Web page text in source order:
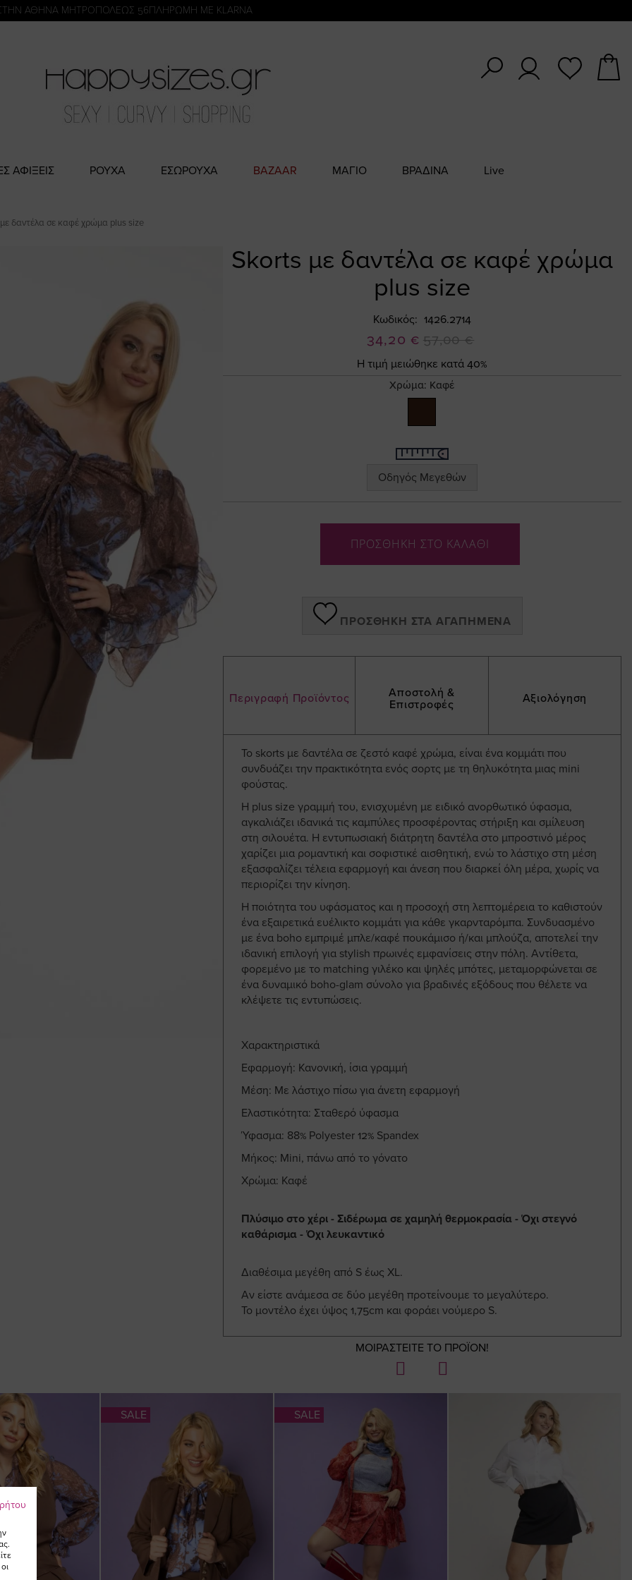
ΑΘΗΝΑ ΜΗΤΡΟΠΟΛΕΩΣ 56ΠΛΗΡΩΜΗ ΜΕ KLARNA
ΑΦΙΞΕΙΣ ΡΟΥΧΑ ΕΣΩΡΟΥΧΑ BAZAAR ΜΑΓΙΟ ΒΡΑΔΙΝΑ Live
δαντέλα σε καφέ χρώμα plus size
Skorts με δαντέλα σε καφέ χρώμα
plus size
Κωδικός 1426.2714
Ειδική
Τιμή
34,20 € 57,00 €
Η τιμή μειώθηκε κατά 40%
Χρώμα: Καφέ
Οδηγός Μεγεθών
ΠΡΟΣΘΗΚΗ ΣΤΟ ΚΑΛΑΘΙ
ΠΡΟΣΘΉΚΗ ΣΤΑ ΑΓΑΠΗΜΈΝΑ
Περιγραφή Προϊόντος
Αποστολή &
Επιστροφές
Αξιολόγηση
Το skorts με δαντέλα σε ζεστό καφέ χρώμα, είναι ένα κομμάτι που
συνδυάζει την πρακτικότητα ενός σορτς με τη θηλυκότητα μιας mini
φούστας.
Η plus size γραμμή του, ενισχυμένη με ειδικό ανορθωτικό ύφασμα,
αγκαλιάζει ιδανικά τις καμπύλες προσφέροντας στήριξη και σμίλευση
στη σιλουέτα. Η εντυπωσιακή διάτρητη δαντέλα στο μπροστινό μέρος
χαρίζει μια ρομαντική και σοφιστικέ αισθητική, ενώ το λάστιχο στη μέση
εξασφαλίζει τέλεια εφαρμογή και άνεση που διαρκεί όλη μέρα, χωρίς να
περιορίζει την κίνηση.
Η ποιότητα του υφάσματος και η προσοχή στη λεπτομέρεια το καθιστούν
ένα εξαιρετικά ευέλικτο κομμάτι για κάθε γκαρνταρόμπα. Συνδυασμένο
με ένα boho εμπριμέ μπλε/καφέ πουκάμισο ή/και μπλούζα, αποτελεί την
ιδανική επιλογή για stylish πρωινές εμφανίσεις στην πόλη. Αντίθετα,
φορεμένο με το matching γιλέκο και ψηλές μπότες, μεταμορφώνεται σε
ένα δυναμικό boho-glam σύνολο για βραδινές εξόδους που θέλετε να
κλέψετε τις εντυπώσεις.
Χαρακτηριστικά
Εφαρμογή: Κανονική, ίσια γραμμή
Μέση: Με λάστιχο πίσω για άνετη εφαρμογή
Ελαστικότητα: Σταθερό ύφασμα
Ύφασμα: 88% Polyester 12% Spandex
Μήκος: Mini, πάνω από το γόνατο
Χρώμα: Καφέ
Πλύσιμο στο χέρι - Σιδέρωμα σε χαμηλή θερμοκρασία - Όχι στεγνό
καθάρισμα - Όχι λευκαντικό
Διαθέσιμα μεγέθη από S έως XL.
Αν είστε ανάμεσα σε δύο μεγέθη προτείνουμε το μεγαλύτερο.
Το μοντέλο έχει ύψος 1,75cm και φοράει νούμερο S.
ΜΟΙΡΑΣΤΕΙΤΕ ΤΟ ΠΡΟΪΟΝ!
SALE SALE